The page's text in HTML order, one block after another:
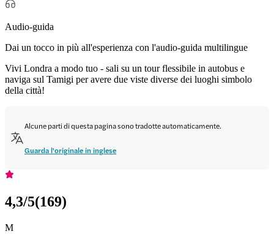
Audio-guida
Dai un tocco in più all'esperienza con l'audio-guida multilingue
Vivi Londra a modo tuo - sali su un tour flessibile in autobus e
naviga sul Tamigi per avere due viste diverse dei luoghi simbolo
della città!
Alcune parti di questa pagina sono tradotte automaticamente.
Guarda l'originale in inglese
4,3/5(169)
M